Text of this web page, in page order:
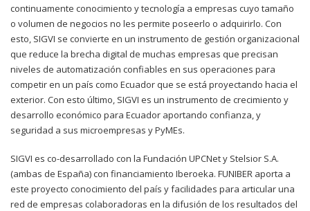
continuamente conocimiento y tecnología a empresas cuyo tamaño
o volumen de negocios no les permite poseerlo o adquirirlo. Con
esto, SIGVI se convierte en un instrumento de gestión organizacional
que reduce la brecha digital de muchas empresas que precisan
niveles de automatización confiables en sus operaciones para
competir en un país como Ecuador que se está proyectando hacia el
exterior. Con esto último, SIGVI es un instrumento de crecimiento y
desarrollo económico para Ecuador aportando confianza, y
seguridad a sus microempresas y PyMEs.
SIGVI es co-desarrollado con la Fundación UPCNet y Stelsior S.A.
(ambas de España) con financiamiento Iberoeka. FUNIBER aporta a
este proyecto conocimiento del país y facilidades para articular una
red de empresas colaboradoras en la difusión de los resultados del